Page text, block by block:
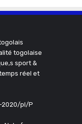
togolaise
sport &
réel et
2020/pl/P